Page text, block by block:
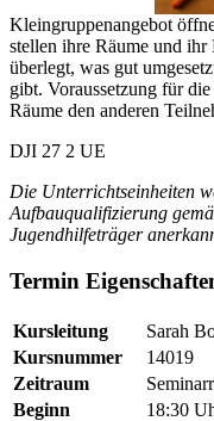
Kleingruppenangebot
stellen ihre Räume und
überlegt, was gut
gibt. Voraussetzung für
Räume den anderen
DJI 27 2 UE
Die Unterrichtseinheiten
Aufbauqualifizierung
Jugendhilfeträger
Termin
Kursleitung
Sarah
Kursnummer
14019
Zeitraum
Beginn
18:30